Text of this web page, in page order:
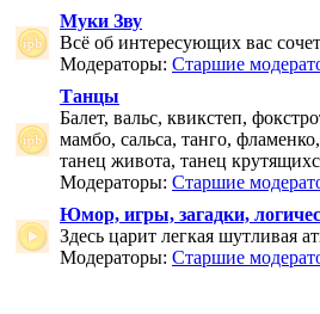
Муки Зву
Всё об интересующих вас
Модераторы: Старшие
Танцы
Балет, вальс, квикстеп,
мамбо, сальса, танго,
танец живота, танец
Модераторы: Старшие
Юмор, игры, загадки,
Здесь царит легкая шутливая
Модераторы: Старшие